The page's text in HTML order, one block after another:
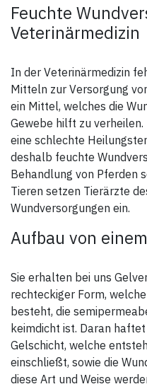
Feuchte
Veterinärmedizin
In der Veterinärmedizin
Mitteln zur Versorgung
ein Mittel, welches die
Gewebe hilft zu verheilen.
eine schlechte
deshalb feuchte
Behandlung von Pferden
Tieren setzen Tierärzte
Wundversorgungen ein.
Aufbau von
Sie erhalten bei uns
rechteckiger Form,
besteht, die
keimdicht ist. Daran
Gelschicht, welche
einschließt, sowie die
diese Art und Weise